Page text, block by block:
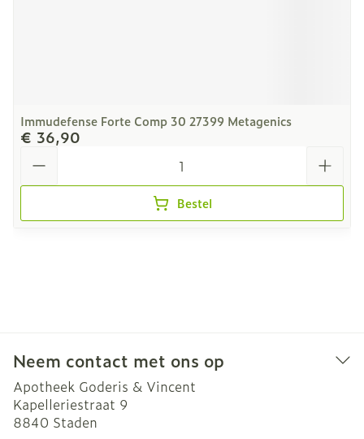
Immudefense Forte Comp 30 27399 Metagenics
€ 36,90
Bestel
Neem contact met ons op
Apotheek Goderis & Vincent
Kapelleriestraat 9
8840 Staden